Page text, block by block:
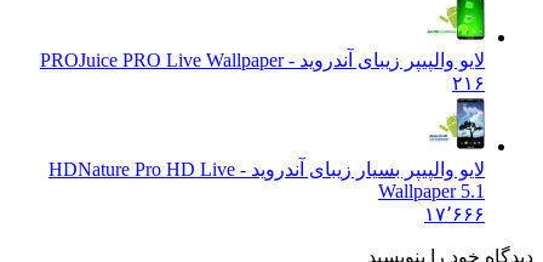
لایو والپیپر زیبای آندروید - PRO Juice PRO Live Wallpaper
۲۱۶
لایو والپیپر بسیار زیبای آندروید - HD Nature Pro HD Live
Wallpaper 5.1
۱۷٬۶۶۶
خود را بنویسید